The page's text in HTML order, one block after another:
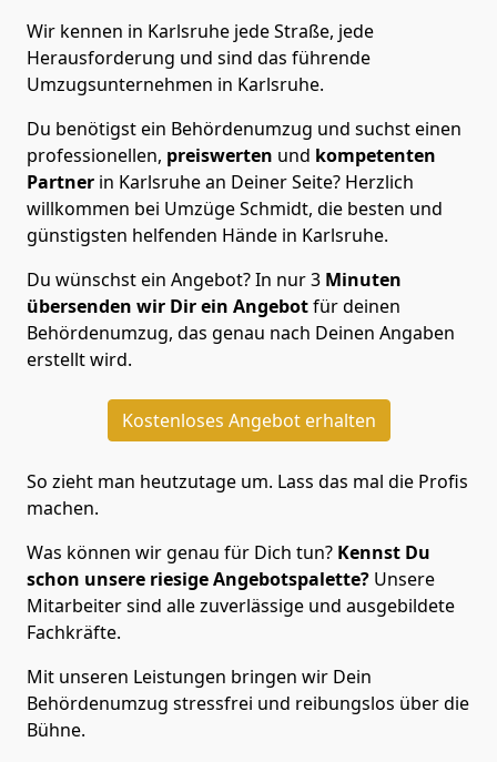
Wir kennen in Karlsruhe jede Straße, jede
Herausforderung und sind das führende
Umzugsunternehmen in Karlsruhe.
Du benötigst ein Behördenumzug und suchst einen
professionellen, preiswerten und kompetenten
Partner in Karlsruhe an Deiner Seite? Herzlich
willkommen bei Umzüge Schmidt, die besten und
günstigsten helfenden Hände in Karlsruhe.
Du wünschst ein Angebot? In nur 3 Minuten
übersenden wir Dir ein Angebotfür deinen
Behördenumzug, das genau nach Deinen Angaben
erstellt wird.
Kostenloses Angebot erhalten
So zieht man heutzutage um. Lass das mal die Profis
machen.
Was können wir genau für Dich tun? Kennst Du
schon unsere riesige Angebotspalette? Unsere
Mitarbeiter sind alle zuverlässige und ausgebildete
Fachkräfte.
Mit unseren Leistungen bringen wir Dein
Behördenumzug stressfrei und reibungslos über die
Bühne.